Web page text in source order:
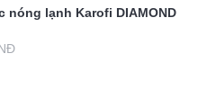
nóng lạnh Karofi DIAMOND